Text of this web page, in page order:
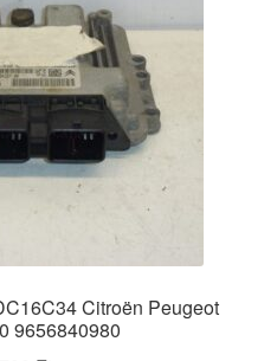
Citroën Peugeot
9656840980